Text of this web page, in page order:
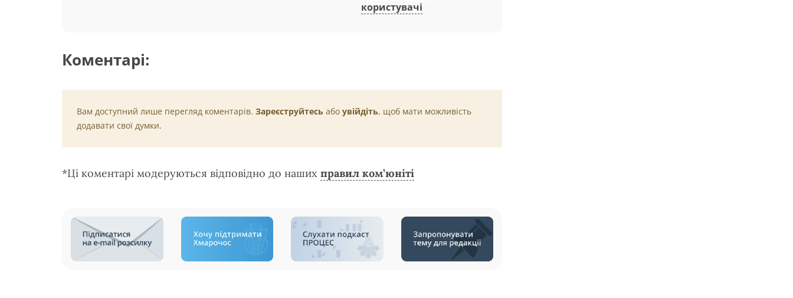
користувачі
Коментарі:
Вам доступний лише перегляд коментарів. Зареєструйтесь або увійдіть, щоб мати можливість
додавати свої думки.
*Ці коментарі модеруються відповідно до наших правил ком’юніті